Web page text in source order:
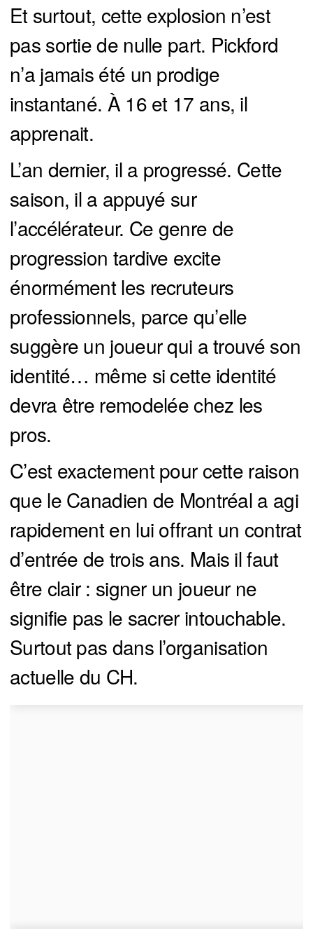
Et surtout, cette explosion n’est
pas sortie de nulle part. Pickford
n’a jamais été un prodige
instantané. À 16 et 17 ans, il
apprenait.
L’an dernier, il a progressé. Cette
saison, il a appuyé sur
l’accélérateur. Ce genre de
progression tardive excite
énormément les recruteurs
professionnels, parce qu’elle
suggère un joueur qui a trouvé son
identité… même si cette identité
devra être remodelée chez les
pros.
C’est exactement pour cette raison
que le Canadien de Montréal a agi
rapidement en lui offrant un contrat
d’entrée de trois ans. Mais il faut
être clair : signer un joueur ne
signifie pas le sacrer intouchable.
Surtout pas dans l’organisation
actuelle du CH.